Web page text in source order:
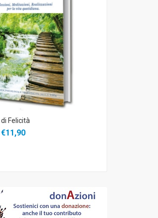
Felicità
€11,90